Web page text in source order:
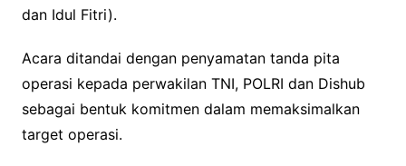
dan Idul Fitri).
Acara ditandai dengan penyamatan tanda pita
operasi kepada perwakilan TNI, POLRI dan Dishub
sebagai bentuk komitmen dalam memaksimalkan
target operasi.